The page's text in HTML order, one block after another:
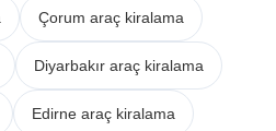
Çorum araç kiralama
Diyarbakır araç kiralama
Edirne araç kiralama